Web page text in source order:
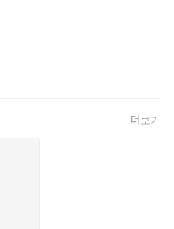
더보기